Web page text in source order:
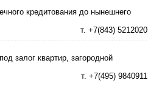
кредитования до нынешнего
т. +7(843) 5212020
залог квартир, загородной
т. +7(495) 9840911